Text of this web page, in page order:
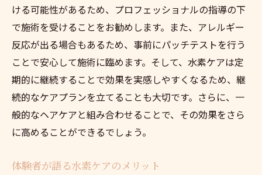
ける可能性があるため、プロフェッショナルの指導の下
で施術を受けることをお勧めします。また、アレルギー
反応が出る場合もあるため、事前にパッチテストを行う
ことで安心して施術に臨めます。そして、水素ケアは定
期的に継続することで効果を実感しやすくなるため、継
続的なケアプランを立てることも大切です。さらに、一
般的なヘアケアと組み合わせることで、その効果をさら
に高めることができるでしょう。
体験者が語る水素ケアのメリット